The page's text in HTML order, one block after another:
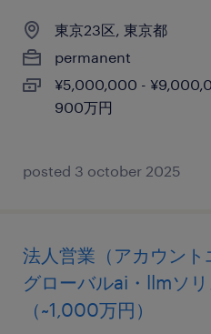
東京23区, 東京都
permanent
¥5,000,000 -
900万円
posted 3 october 2025
法人営業（アカウン
グローバルai・llmソ
（~1,000万円）